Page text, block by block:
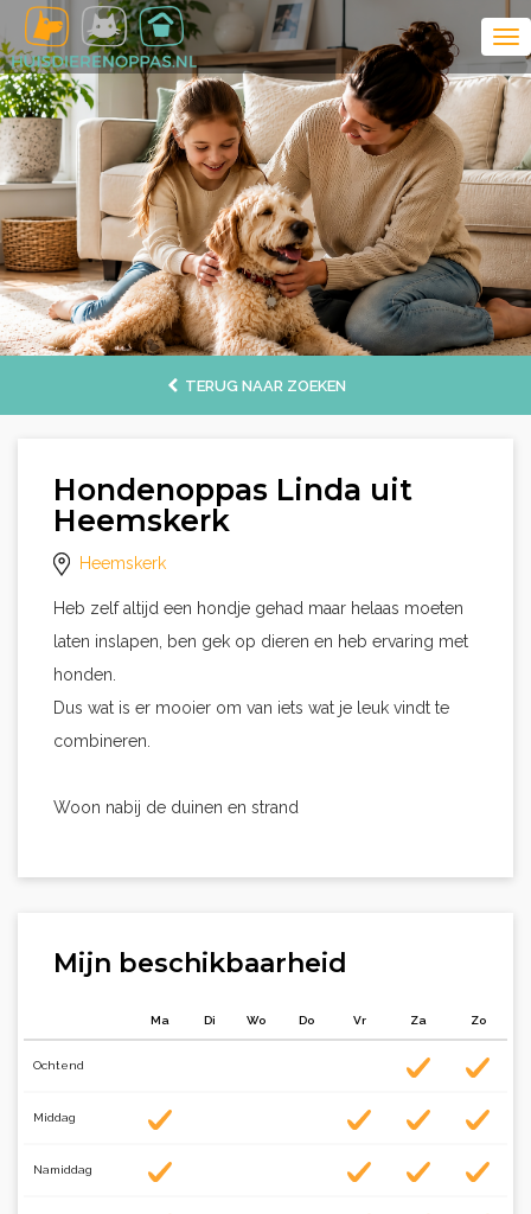
TERUG NAAR ZOEKEN
Hondenoppas Linda uit
Heemskerk
Heemskerk
Heb zelf altijd een hondje gehad maar helaas moeten
laten inslapen, ben gek op dieren en heb ervaring met
honden.
Dus wat is er mooier om van iets wat je leuk vindt te
combineren.
Woon nabij de duinen en strand
Mijn beschikbaarheid
Ma Di Wo Do Vr Za Zo
Ochtend
Middag
Namiddag